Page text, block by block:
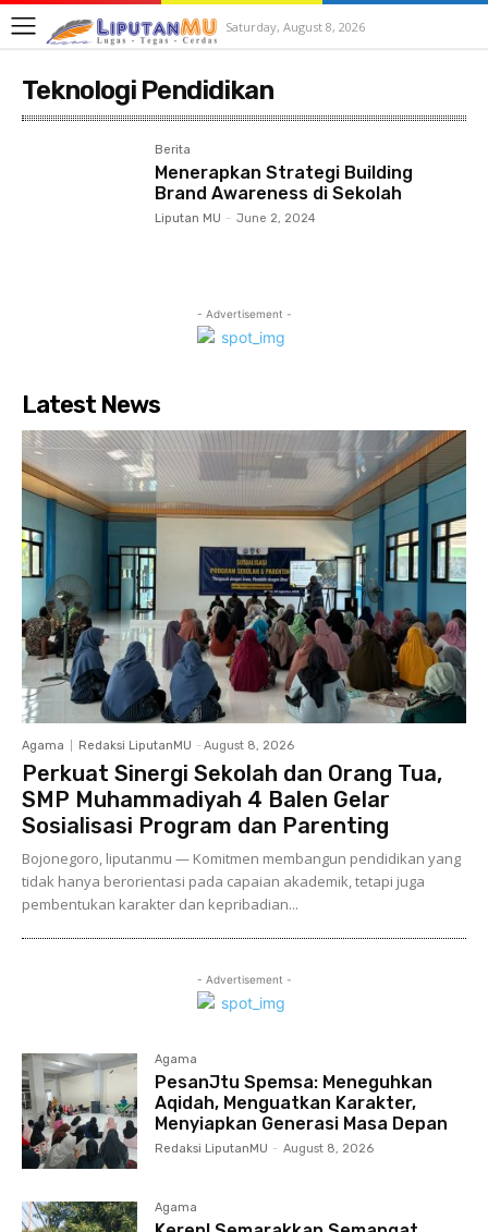
Saturday, August 8, 2026
Teknologi Pendidikan
Berita
Menerapkan Strategi Building
Brand Awareness di Sekolah
Liputan MU - June 2, 2024
- Advertisement -
Latest News
Agama Redaksi LiputanMU - August 8, 2026
Perkuat Sinergi Sekolah dan Orang Tua,
SMP Muhammadiyah 4 Balen Gelar
Sosialisasi Program dan Parenting
Bojonegoro, liputanmu — Komitmen membangun pendidikan yang
tidak hanya berorientasi pada capaian akademik, tetapi juga
pembentukan karakter dan kepribadian...
- Advertisement -
Agama
PesanJtu Spemsa: Meneguhkan
Aqidah, Menguatkan Karakter,
Menyiapkan Generasi Masa Depan
Redaksi LiputanMU - August 8, 2026
Agama